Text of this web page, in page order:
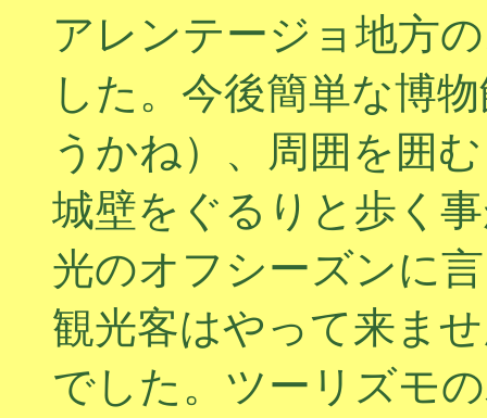
アレンテージョ地方
した。今後簡単な博
うかね）、周囲を囲む
城壁をぐるりと歩く
光のオフシーズンに
観光客はやって来ま
でした。ツーリズモ